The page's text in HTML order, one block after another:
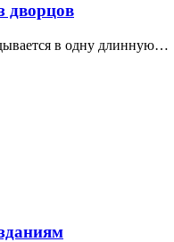
дворцов
в одну длинную…